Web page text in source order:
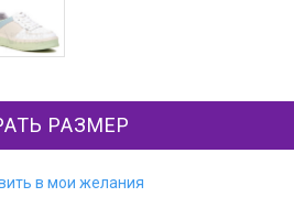
РАЗМЕР
в мои желания